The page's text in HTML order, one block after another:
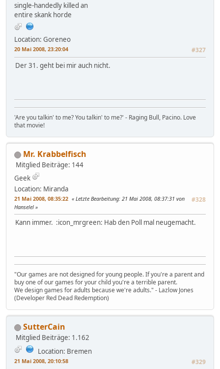
single-handedly killed an
entire skank horde
Location: Goreneo
20 Mai 2008, 23:20:04 #327
Der 31. geht bei mir auch nicht.
'Are you talkin' to me? You talkin' to me?' - Raging Bull, Pacino. Love
that movie!
Mr. Krabbelfisch
Mitglied Beiträge: 144
Geek
Location: Miranda
21 Mai 2008, 08:35:22 #328
Letzte Bearbeitung: 21 Mai 2008, 08:37:31 von
Hanselel
Kann immer. :icon_mrgreen: Hab den Poll mal neugemacht.
"Our games are not designed for young people. If you're a parent and
buy one of our games for your child you're a terrible parent.
We design games for adults because we're adults." - Lazlow Jones
(Developer Red Dead Redemption)
SutterCain
Mitglied Beiträge: 1.162
Location: Bremen
21 Mai 2008, 20:10:58 #329